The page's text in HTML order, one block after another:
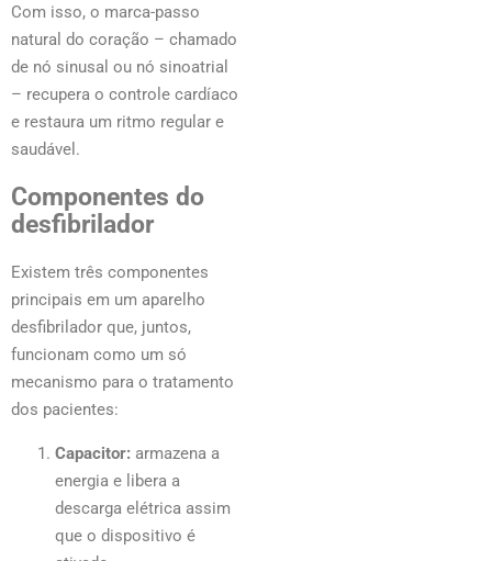
Com isso, o marca-passo
natural do coração – chamado
de nó sinusal ou nó sinoatrial
– recupera o controle cardíaco
e restaura um ritmo regular e
saudável.
Componentes do
desfibrilador
Existem três componentes
principais em um aparelho
desfibrilador que, juntos,
funcionam como um só
mecanismo para o tratamento
dos pacientes:
Capacitor: armazena a
energia e libera a
descarga elétrica assim
que o dispositivo é